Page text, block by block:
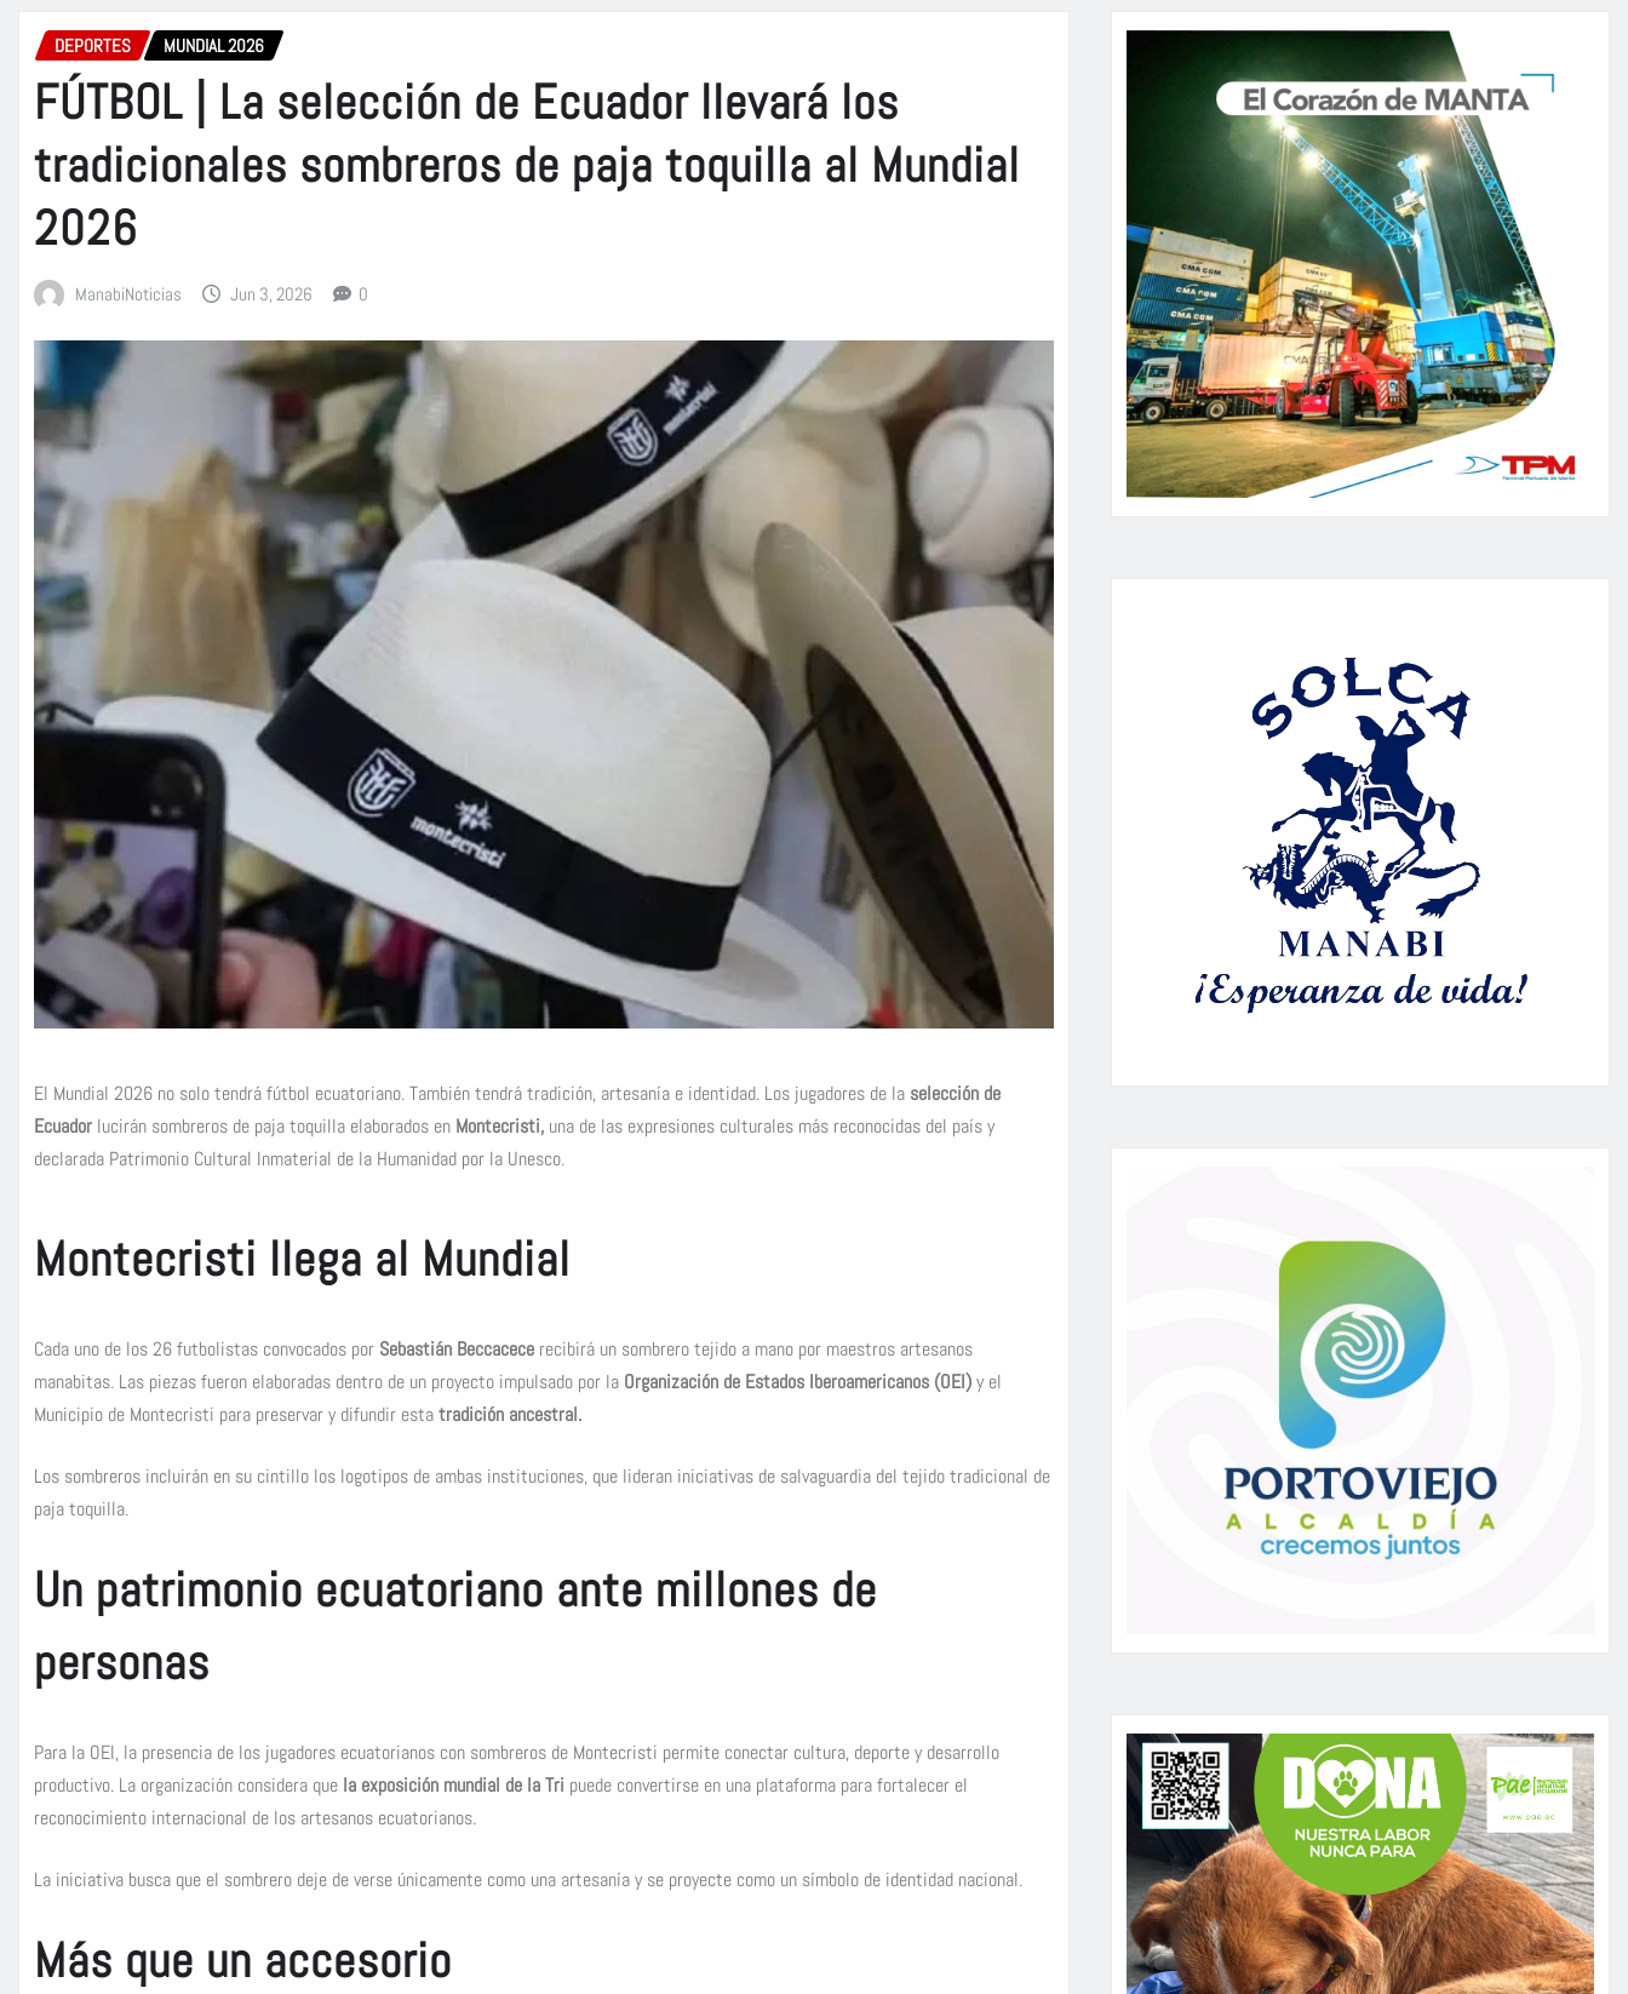
DEPORTES MUNDIAL 2026
FÚTBOL | La selección de Ecuador llevará los
tradicionales sombreros de paja toquilla al Mundial
2026
ManabiNoticias Jun 3, 2026 0
El Mundial 2026 no solo tendrá fútbol ecuatoriano. También tendrá tradición, artesanía e identidad. Los jugadores de la selección de
Ecuador lucirán sombreros de paja toquilla elaborados en Montecristi, una de las expresiones culturales más reconocidas del país y
declarada Patrimonio Cultural Inmaterial de la Humanidad por la Unesco.
Montecristi llega al Mundial
Cada uno de los 26 futbolistas convocados por Sebastián Beccacece recibirá un sombrero tejido a mano por maestros artesanos
manabitas. Las piezas fueron elaboradas dentro de un proyecto impulsado por la Organización de Estados Iberoamericanos (OEI)y el
Municipio de Montecristi para preservar y difundir estatradición ancestral.
Los sombreros incluirán en su cintillo los logotipos de ambas instituciones, que lideran iniciativas de salvaguardia del tejido tradicional de
paja toquilla.
Un patrimonio ecuatoriano ante millones de
personas
Para la OEI, la presencia de los jugadores ecuatorianos con sombreros de Montecristi permite conectar cultura, deporte y desarrollo
productivo. La organización considera que la exposición mundial de la Tri puede convertirse en una plataforma para fortalecer el
reconocimiento internacional de los artesanos ecuatorianos.
La iniciativa busca que el sombrero deje de verse únicamente como una artesanía y se proyecte como un símbolo de identidad nacional.
Más que un accesorio